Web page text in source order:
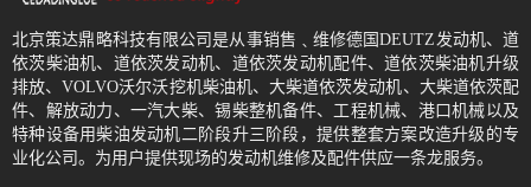
北京策达鼎略科技有限公司是从事销售﹑维修德国DEUTZ发动机、道
依茨柴油机、道依茨发动机、道依茨发动机配件、道依茨柴油机升级
排放、VOLVO沃尔沃挖机柴油机、大柴道依茨发动机、大柴道依茨配
件、解放动力、一汽大柴、锡柴整机备件、工程机械、港口机械以及
特种设备用柴油发动机二阶段升三阶段，提供整套方案改造升级的专
业化公司。为用户提供现场的发动机维修及配件供应一条龙服务。